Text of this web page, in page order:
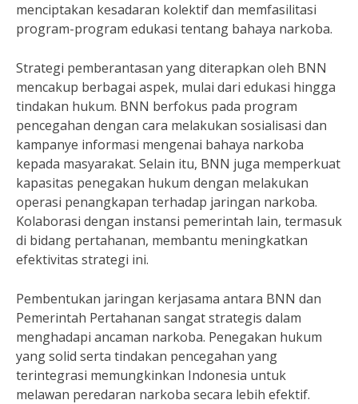
menciptakan kesadaran kolektif dan memfasilitasi
program-program edukasi tentang bahaya narkoba.
Strategi pemberantasan yang diterapkan oleh BNN
mencakup berbagai aspek, mulai dari edukasi hingga
tindakan hukum. BNN berfokus pada program
pencegahan dengan cara melakukan sosialisasi dan
kampanye informasi mengenai bahaya narkoba
kepada masyarakat. Selain itu, BNN juga memperkuat
kapasitas penegakan hukum dengan melakukan
operasi penangkapan terhadap jaringan narkoba.
Kolaborasi dengan instansi pemerintah lain, termasuk
di bidang pertahanan, membantu meningkatkan
efektivitas strategi ini.
Pembentukan jaringan kerjasama antara BNN dan
Pemerintah Pertahanan sangat strategis dalam
menghadapi ancaman narkoba. Penegakan hukum
yang solid serta tindakan pencegahan yang
terintegrasi memungkinkan Indonesia untuk
melawan peredaran narkoba secara lebih efektif.